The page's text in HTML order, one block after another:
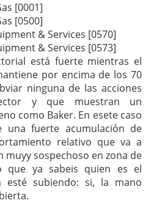
[0001]
[0500]
& Services [0570]
& Services [0573]
está fuerte mientras el
por encima de los 70
ninguna de las acciones
y que muestran un
como Baker. En esete caso
una fuerte acumulación de
relativo que va a
muyy sospechoso en zona de
que ya sabeis quien es el
esté subiendo: si, la mano